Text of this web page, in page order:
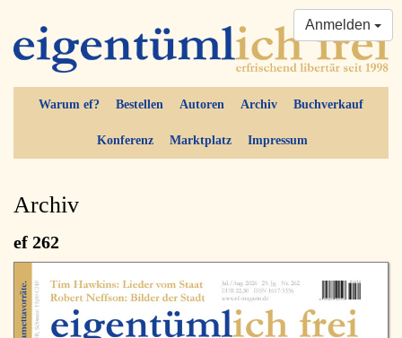
Warum ef? Bestellen Autoren Archiv Buchverkauf
Konferenz Marktplatz Impressum
Anmelden
Archiv
ef 262